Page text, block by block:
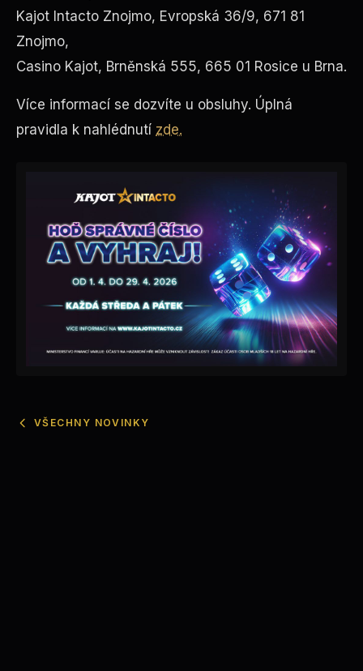
Kajot Intacto Znojmo, Evropská 36/9, 671 81
Znojmo,
Casino Kajot, Brněnská 555, 665 01 Rosice u Brna.
Více informací se dozvíte u obsluhy. Úplná
pravidla k nahlédnutí zde.
VŠECHNY NOVINKY